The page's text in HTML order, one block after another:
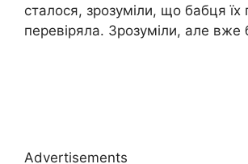
сталося, зрозуміли, що бабця їх
перевіряла. Зрозуміли, але вже
Advertisements